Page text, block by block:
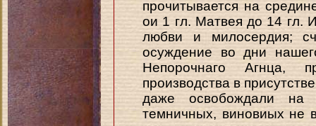
прочитывается на
ои 1 гл. Матвея до 14 гл.
любви и милосердия;
осуждение во дни
Непорочнаго Агнца,
производства в
даже освобождали на
темничных, виновиых не